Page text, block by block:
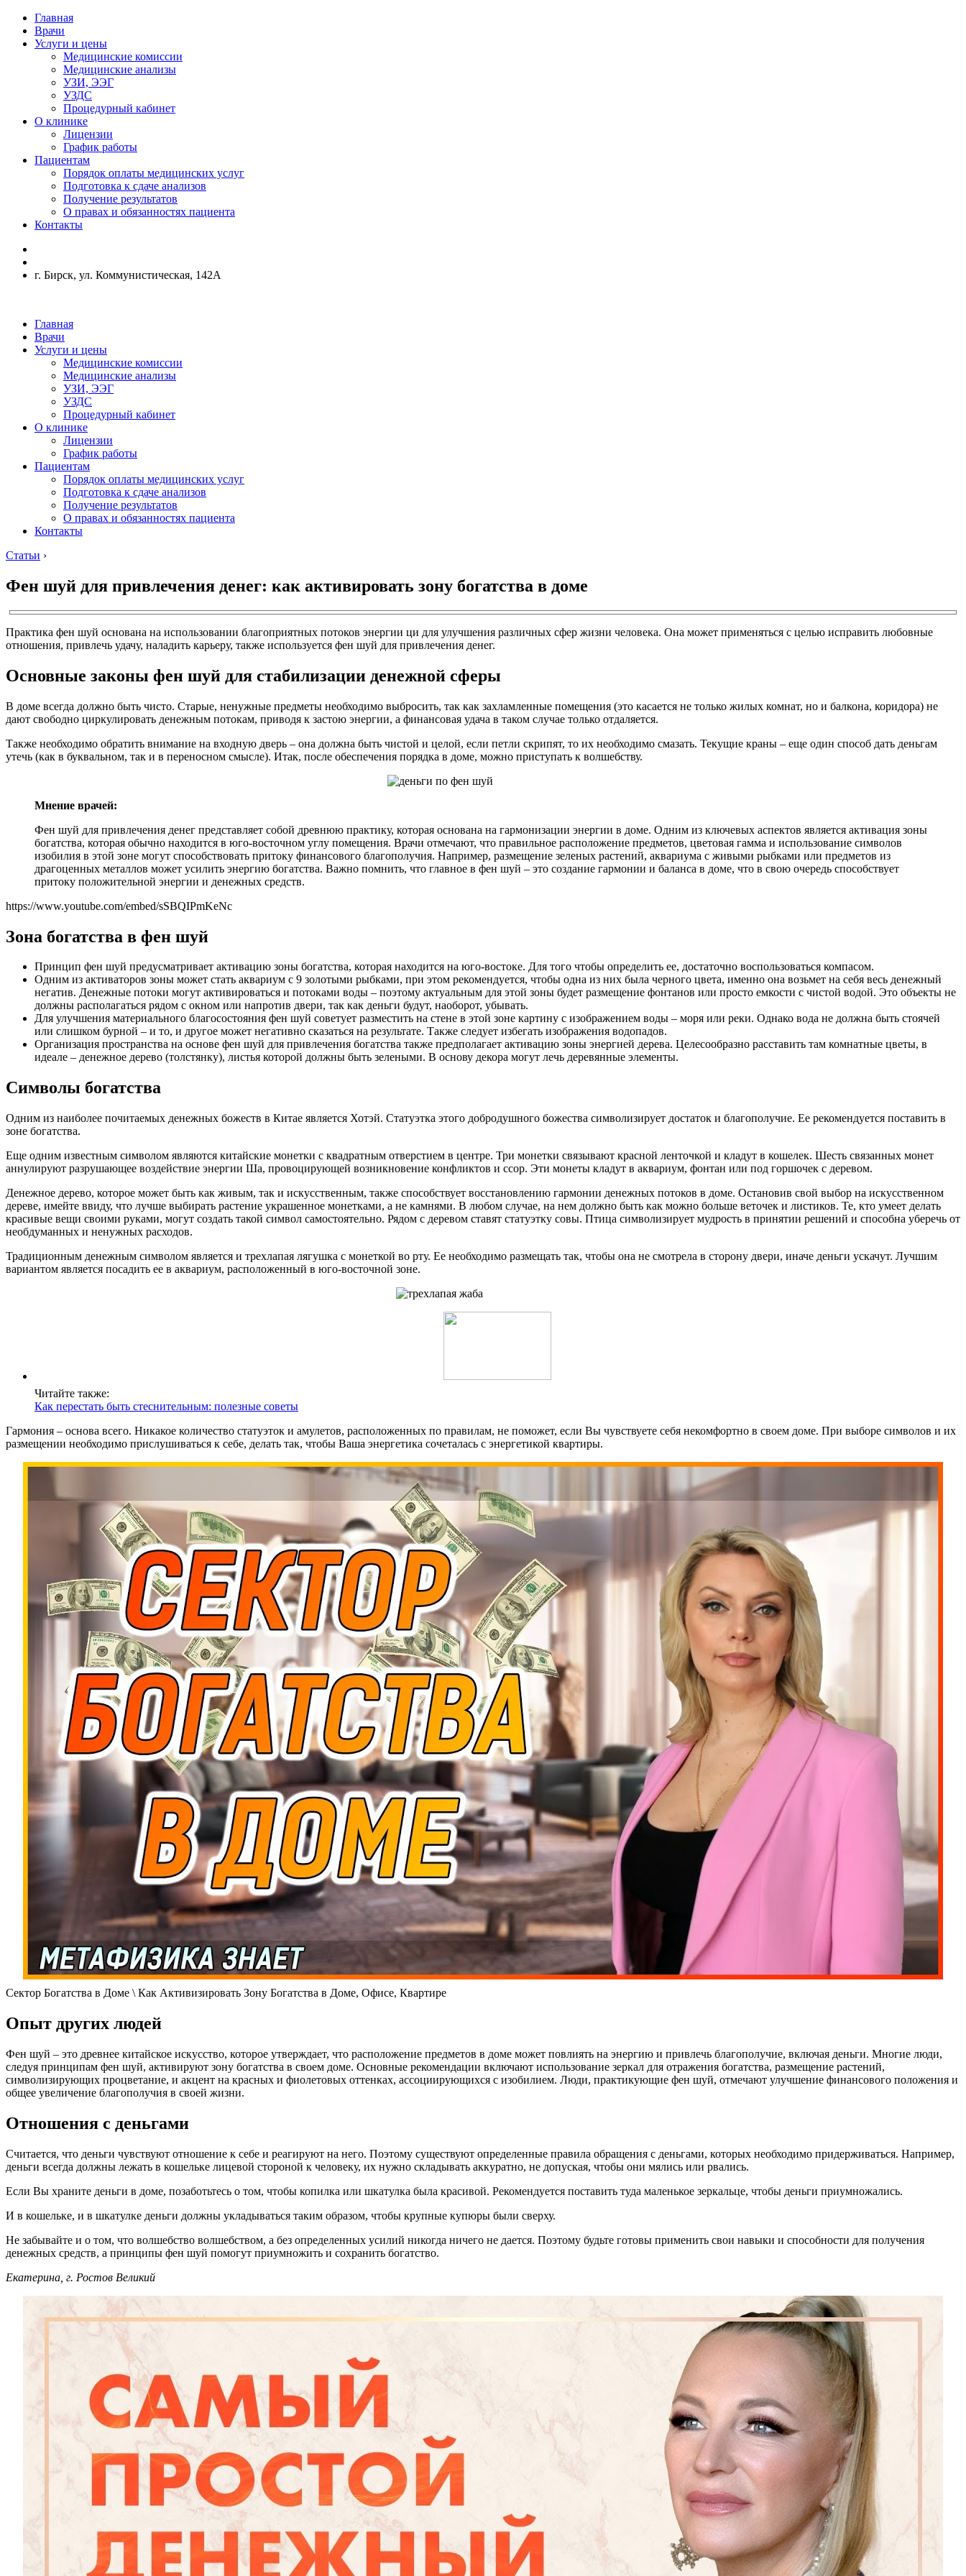
Главная
Врачи
Услуги и цены
Медицинские комиссии
Медицинские анализы
УЗИ, ЭЭГ
УЗДС
Процедурный кабинет
О клинике
Лицензии
График работы
Пациентам
Порядок оплаты медицинских услуг
Подготовка к сдаче анализов
Получение результатов
О правах и обязанностях пациента
Контакты
г. Бирск, ул. Коммунистическая, 142А
Главная
Врачи
Услуги и цены
Медицинские комиссии
Медицинские анализы
УЗИ, ЭЭГ
УЗДС
Процедурный кабинет
О клинике
Лицензии
График работы
Пациентам
Порядок оплаты медицинских услуг
Подготовка к сдаче анализов
Получение результатов
О правах и обязанностях пациента
Контакты
Статьи ›
Фен шуй для привлечения денег: как активировать зону богатства в доме
Практика фен шуй основана на использовании благоприятных потоков энергии ци для улучшения различных сфер жизни человека. Она может применяться с целью исправить любовные
отношения, привлечь удачу, наладить карьеру, также используется фен шуй для привлечения денег.
Основные законы фен шуй для стабилизации денежной сферы
В доме всегда должно быть чисто. Старые, ненужные предметы необходимо выбросить, так как захламленные помещения (это касается не только жилых комнат, но и балкона, коридора) не
дают свободно циркулировать денежным потокам, приводя к застою энергии, а финансовая удача в таком случае только отдаляется.
Также необходимо обратить внимание на входную дверь – она должна быть чистой и целой, если петли скрипят, то их необходимо смазать. Текущие краны – еще один способ дать деньгам
утечь (как в буквальном, так и в переносном смысле). Итак, после обеспечения порядка в доме, можно приступать к волшебству.
Мнение врачей:
Фен шуй для привлечения денег представляет собой древнюю практику, которая основана на гармонизации энергии в доме. Одним из ключевых аспектов является активация зоны
богатства, которая обычно находится в юго-восточном углу помещения. Врачи отмечают, что правильное расположение предметов, цветовая гамма и использование символов
изобилия в этой зоне могут способствовать притоку финансового благополучия. Например, размещение зеленых растений, аквариума с живыми рыбками или предметов из
драгоценных металлов может усилить энергию богатства. Важно помнить, что главное в фен шуй – это создание гармонии и баланса в доме, что в свою очередь способствует
притоку положительной энергии и денежных средств.
https://www.youtube.com/embed/sSBQIPmKeNc
Зона богатства в фен шуй
Принцип фен шуй предусматривает активацию зоны богатства, которая находится на юго-востоке. Для того чтобы определить ее, достаточно воспользоваться компасом.
Одним из активаторов зоны может стать аквариум с 9 золотыми рыбками, при этом рекомендуется, чтобы одна из них была черного цвета, именно она возьмет на себя весь денежный
негатив. Денежные потоки могут активироваться и потоками воды – поэтому актуальным для этой зоны будет размещение фонтанов или просто емкости с чистой водой. Это объекты не
должны располагаться рядом с окном или напротив двери, так как деньги будут, наоборот, убывать.
Для улучшения материального благосостояния фен шуй советует разместить на стене в этой зоне картину с изображением воды – моря или реки. Однако вода не должна быть стоячей
или слишком бурной – и то, и другое может негативно сказаться на результате. Также следует избегать изображения водопадов.
Организация пространства на основе фен шуй для привлечения богатства также предполагает активацию зоны энергией дерева. Целесообразно расставить там комнатные цветы, в
идеале – денежное дерево (толстянку), листья которой должны быть зелеными. В основу декора могут лечь деревянные элементы.
Символы богатства
Одним из наиболее почитаемых денежных божеств в Китае является Хотэй. Статуэтка этого добродушного божества символизирует достаток и благополучие. Ее рекомендуется поставить в
зоне богатства.
Еще одним известным символом являются китайские монетки с квадратным отверстием в центре. Три монетки связывают красной ленточкой и кладут в кошелек. Шесть связанных монет
аннулируют разрушающее воздействие энергии Ша, провоцирующей возникновение конфликтов и ссор. Эти монеты кладут в аквариум, фонтан или под горшочек с деревом.
Денежное дерево, которое может быть как живым, так и искусственным, также способствует восстановлению гармонии денежных потоков в доме. Остановив свой выбор на искусственном
дереве, имейте ввиду, что лучше выбирать растение украшенное монетками, а не камнями. В любом случае, на нем должно быть как можно больше веточек и листиков. Те, кто умеет делать
красивые вещи своими руками, могут создать такой символ самостоятельно. Рядом с деревом ставят статуэтку совы. Птица символизирует мудрость в принятии решений и способна уберечь от
необдуманных и ненужных расходов.
Традиционным денежным символом является и трехлапая лягушка с монеткой во рту. Ее необходимо размещать так, чтобы она не смотрела в сторону двери, иначе деньги ускачут. Лучшим
вариантом является посадить ее в аквариум, расположенный в юго-восточной зоне.
Читайте также:
Как перестать быть стеснительным: полезные советы
Гармония – основа всего. Никакое количество статуэток и амулетов, расположенных по правилам, не поможет, если Вы чувствуете себя некомфортно в своем доме. При выборе символов и их
размещении необходимо прислушиваться к себе, делать так, чтобы Ваша энергетика сочеталась с энергетикой квартиры.
Сектор Богатства в Доме \ Как Активизировать Зону Богатства в Доме, Офисе, Квартире
Опыт других людей
Фен шуй – это древнее китайское искусство, которое утверждает, что расположение предметов в доме может повлиять на энергию и привлечь благополучие, включая деньги. Многие люди,
следуя принципам фен шуй, активируют зону богатства в своем доме. Основные рекомендации включают использование зеркал для отражения богатства, размещение растений,
символизирующих процветание, и акцент на красных и фиолетовых оттенках, ассоциирующихся с изобилием. Люди, практикующие фен шуй, отмечают улучшение финансового положения и
общее увеличение благополучия в своей жизни.
Отношения с деньгами
Считается, что деньги чувствуют отношение к себе и реагируют на него. Поэтому существуют определенные правила обращения с деньгами, которых необходимо придерживаться. Например,
деньги всегда должны лежать в кошельке лицевой стороной к человеку, их нужно складывать аккуратно, не допуская, чтобы они мялись или рвались.
Если Вы храните деньги в доме, позаботьтесь о том, чтобы копилка или шкатулка была красивой. Рекомендуется поставить туда маленькое зеркальце, чтобы деньги приумножались.
И в кошельке, и в шкатулке деньги должны укладываться таким образом, чтобы крупные купюры были сверху.
Не забывайте и о том, что волшебство волшебством, а без определенных усилий никогда ничего не дается. Поэтому будьте готовы применить свои навыки и способности для получения
денежных средств, а принципы фен шуй помогут приумножить и сохранить богатство.
Екатерина, г. Ростов Великий